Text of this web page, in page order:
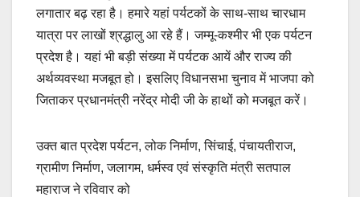
लगातार बढ़ रहा है। हमारे यहां पर्यटकों के साथ-साथ चारधाम
यात्रा पर लाखों श्रद्धालु आ रहे हैं। जम्मू-कश्मीर भी एक पर्यटन
प्रदेश है। यहां भी बड़ी संख्या में पर्यटक आयें और राज्य की
अर्थव्यवस्था मजबूत हो। इसलिए विधानसभा चुनाव में भाजपा को
जिताकर प्रधानमंत्री नरेंद्र मोदी जी के हाथों को मजबूत करें।
उक्त बात प्रदेश पर्यटन, लोक निर्माण, सिंचाई, पंचायतीराज,
ग्रामीण निर्माण, जलागम, धर्मस्व एवं संस्कृति मंत्री सतपाल
महाराज ने रविवार को